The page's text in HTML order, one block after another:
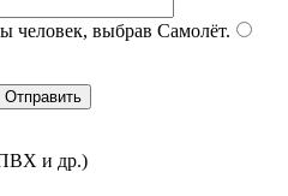
человек, выбрав Самолёт.
и др.)